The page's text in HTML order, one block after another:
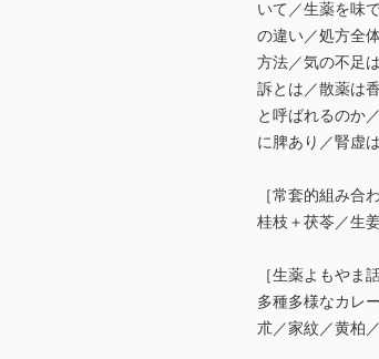
いて／生薬を味
の違い／処方全
方法／気の不足
訴とは／散薬は
と呼ばれるのか
に脾あり／腎虚
［常套的組み合
桂枝＋茯苓／生
［生薬よもやま話
多種多様なカレ
朮／家紋／黄柏